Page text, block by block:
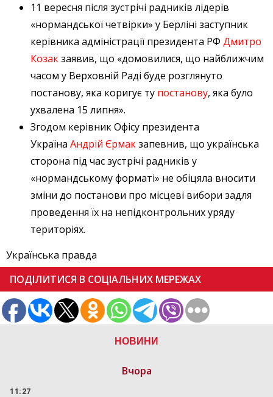
НОВИНИ
Вчора
11:27
11 вересня після зустрічі радників лідерів
«нормандської четвірки» у Берліні заступник
керівника адміністрації президента РФ Дмитро
Козакзаявив, що «домовилися, що найближчим
часом у Верховній Раді буде розглянуто
постанову, яка коригує ту постанову, яка було
ухвалена 15 липня».
Згодом керівник Офісу президента
Україна Андрій Єрмакзапевнив, що українська
сторона під час зустрічі радників у
«нормандському форматі» не обіцяла вносити
зміни до постанови про місцеві вибори задля
проведення їх на непідконтрольних уряду
територіях.
Українська правда
ПОДІЛИТИСЯ В СОЦІАЛЬНИХ МЕРЕЖАХ